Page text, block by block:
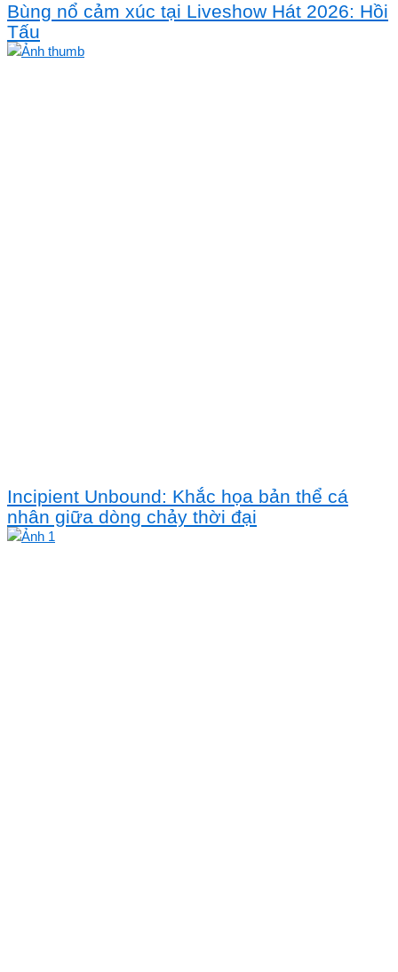
Bùng nổ cảm xúc tại Liveshow Hát 2026: Hồi
Tấu
Incipient Unbound: Khắc họa bản thể cá
nhân giữa dòng chảy thời đại